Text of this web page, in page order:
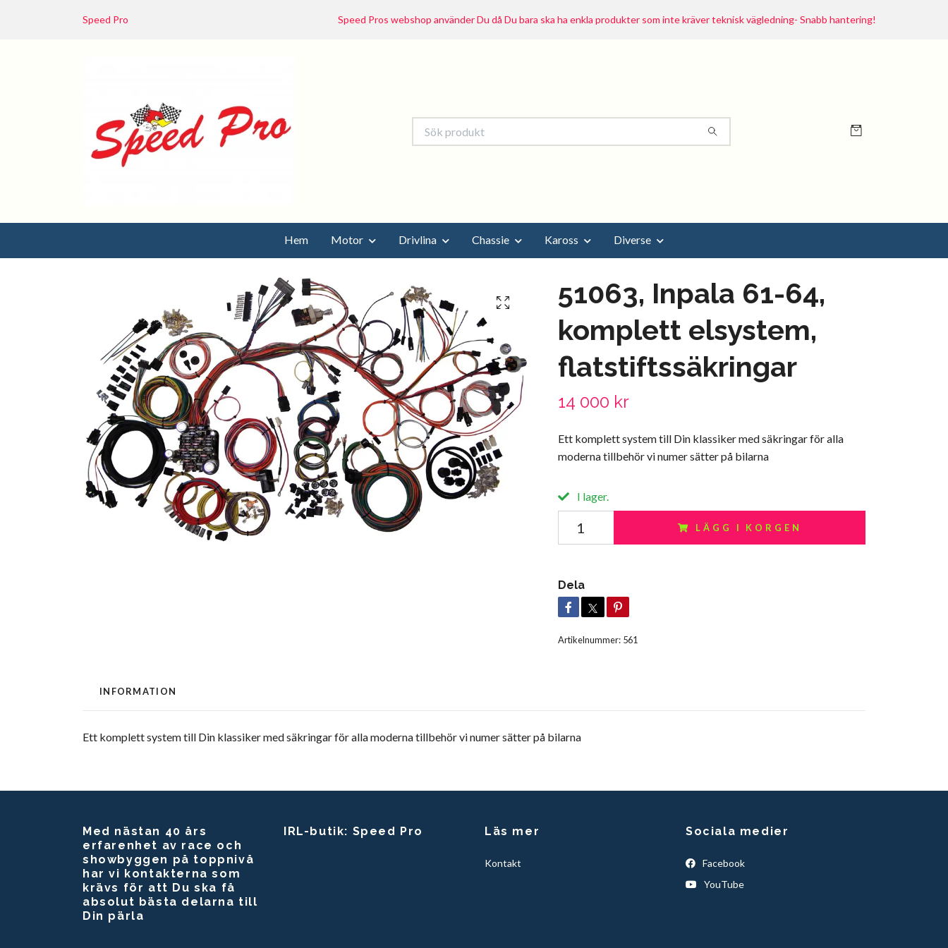
Speed Pro Speed Pros webshop använder Du då Du bara ska ha enkla produkter som inte kräver teknisk vägledning- Snabb hantering!
Hem Motor Drivlina Chassie Kaross Diverse
51063, Inpala 61-64,
komplett elsystem,
flatstiftssäkringar
14 000 kr
Ett komplett system till Din klassiker med säkringar för alla
moderna tillbehör vi numer sätter på bilarna
I lager.
LÄGG I KORGEN
Dela
Artikelnummer: 561
INFORMATION
Ett komplett system till Din klassiker med säkringar för alla moderna tillbehör vi numer sätter på bilarna
Med nästan 40 års
erfarenhet av race och
showbyggen på toppnivå
har vi kontakterna som
krävs för att Du ska få
absolut bästa delarna till
Din pärla
IRL-butik: Speed Pro Läs mer
Kontakt
Sociala medier
Facebook
YouTube